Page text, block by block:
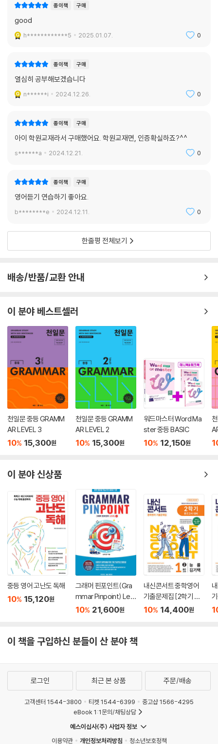
종이책 구매
good
h************5 2025.01.07. 0
종이책 구매
열심히 공부해보겠습니다
n******i 2024.12.26. 0
종이책 구매
아이 학원교재라서 구매했어요. 학원교재면, 인증확실하죠?^^
s******a 2024.12.21. 0
종이책 구매
영어듣기 연습하기 좋아요.
b********e 2024.12.11. 0
한줄평 전체보기
배송/반품/교환 안내
이 분야 베스트셀러
천일문 중등 GRAMM
AR LEVEL 3
10% 15,300원
천일문 중등 GRAMM
AR LEVEL 2
10% 15,300원
워드마스터 Word Ma
ster 중등 BASIC
10% 12,150원
이 분야 신상품
중등 영어 고난도 독해
10% 15,120원
그래머 핀포인트(Gra
mmar Pinpoint) Lev
el 1
10% 21,600원
내신콘서트 중학영어
기출문제집 [2학기 중
간고사] - 중1영어 능률
10% 14,400원
이 책을 구입하신 분들이 산 분야 책
로그인 최근 본 상품 주문/배송
고객센터 1544-3800 티켓 1544-6399
중고샵 1566-4295
eBook 1:1문의/채팅상담
예스이십사(주) 사업자 정보
이용약관
개인정보처리방침 청소년보호정책